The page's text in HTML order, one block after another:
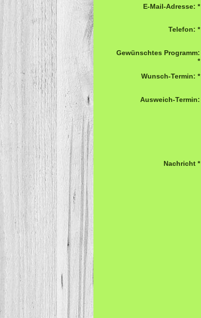
E-Mail-Adresse: *
Telefon: *
Gewünschtes Programm:
*
Wunsch-Termin: *
Ausweich-Termin:
Nachricht *